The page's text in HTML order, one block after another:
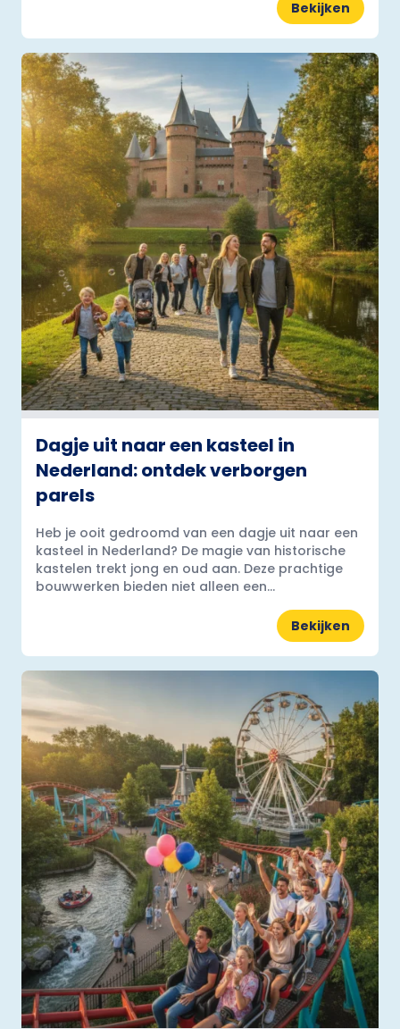
Bekijken
Dagje uit naar een kasteel in
Nederland: ontdek verborgen
parels
Heb je ooit gedroomd van een dagje uit naar een
kasteel in Nederland? De magie van historische
kastelen trekt jong en oud aan. Deze prachtige
bouwwerken bieden niet alleen een...
Bekijken